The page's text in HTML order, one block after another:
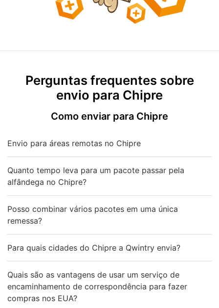
Perguntas frequentes sobre
envio para Chipre
Como enviar para Chipre
Envio para áreas remotas no Chipre
Quanto tempo leva para um pacote passar pela
alfândega no Chipre?
Posso combinar vários pacotes em uma única
remessa?
Para quais cidades do Chipre a Qwintry envia?
Quais são as vantagens de usar um serviço de
encaminhamento de correspondência para fazer
compras nos EUA?